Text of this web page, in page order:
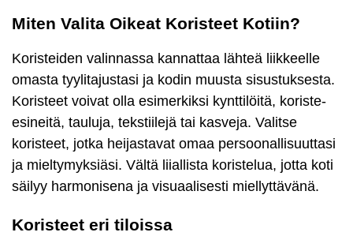
Miten Valita Oikeat Koristeet Kotiin?
Koristeiden valinnassa kannattaa lähteä liikkeelle
omasta tyylitajustasi ja kodin muusta sisustuksesta.
Koristeet voivat olla esimerkiksi kynttilöitä, koriste-
esineitä, tauluja, tekstiilejä tai kasveja. Valitse
koristeet, jotka heijastavat omaa persoonallisuuttasi
ja mieltymyksiäsi. Vältä liiallista koristelua, jotta koti
säilyy harmonisena ja visuaalisesti miellyttävänä.
Koristeet eri tiloissa